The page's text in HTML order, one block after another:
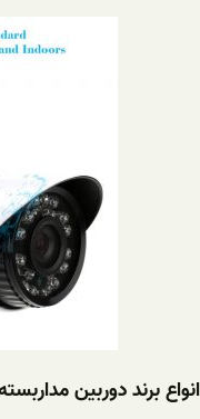
انواع برند دوربین